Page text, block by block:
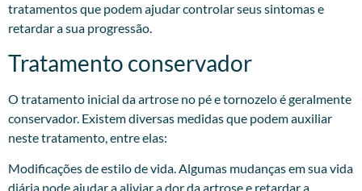
tratamentos que podem ajudar controlar seus sintomas e
retardar a sua progressão.
Tratamento conservador
O tratamento inicial da artrose no pé e tornozelo é geralmente
conservador. Existem diversas medidas que podem auxiliar
neste tratamento, entre elas:
Modificações de estilo de vida. Algumas mudanças em sua vida
diária pode ajudar a aliviar a dor da artrose e retardar a